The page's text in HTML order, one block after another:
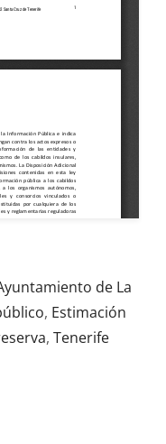
de La
, Estimación
, Tenerife